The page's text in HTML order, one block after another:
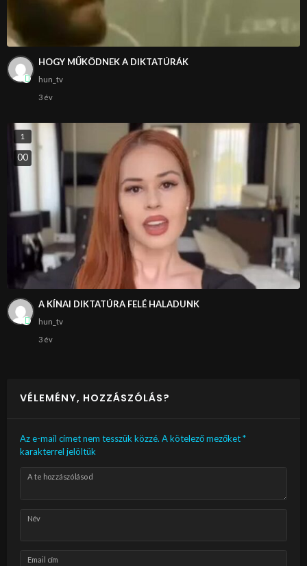
HOGY MŰKÖDNEK A DIKTATÚRÁK
hun_tv
3 év
1
00
A KÍNAI DIKTATÚRA FELÉ HALADUNK
hun_tv
3 év
VÉLEMÉNY, HOZZÁSZÓLÁS?
Az e-mail címet nem tesszük közzé. A kötelező mezőket*
karakterrel jelöltük
A te hozzászólásod
Név
Email cím